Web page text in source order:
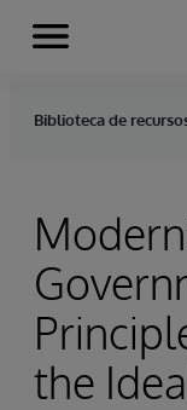
Skip to content
Menu
Biblioteca de
the